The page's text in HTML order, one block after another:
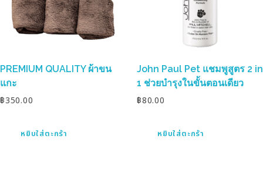
PREMIUM QUALITY ผ้าขน
แกะ
฿350.00
หยิบใส่ตะกร้า
John Paul Pet แชมพูสูตร 2 in
1 ช่วยบำรุงในขั้นตอนเดียว
฿80.00
หยิบใส่ตะกร้า